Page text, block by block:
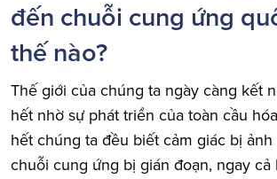
đến chuỗi cung ứng
thế nào?
Thế giới của chúng ta ngày càng kết
hết nhờ sự phát triển của toàn cầu
hết chúng ta đều biết cảm giác bị
chuỗi cung ứng bị gián đoạn, ngay cả